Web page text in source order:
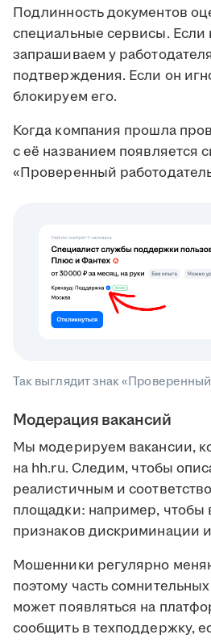
Подлинность документов
специальные сервисы. Если
запрашиваем у
подтверждения. Если он
блокируем его.
Когда компания прошла
с её названием появляется
«Проверенный
Так выглядит знак
Модерация вакансий
Мы модерируем вакансии,
на hh.ru. Следим, чтобы
реалистичным и
площадки: например, чтобы
признаков дискриминации
Мошенники регулярно
поэтому часть
может появляться на
сообщить в техподдержку,